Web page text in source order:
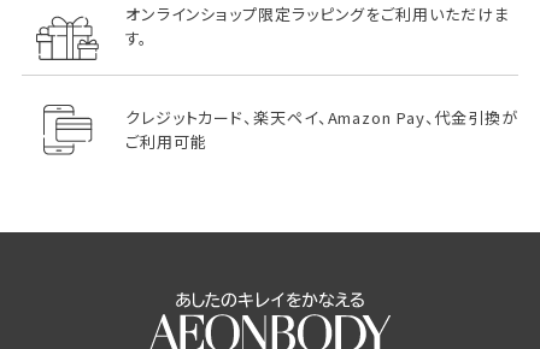
オンラインショップ限定ラッピングをご利用いただけま
す。
クレジットカード、楽天ペイ、Amazon Pay、代金引換が
ご利用可能